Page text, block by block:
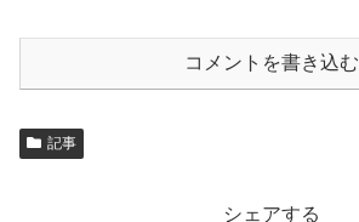
コメントを書き込む
記事
シェアする